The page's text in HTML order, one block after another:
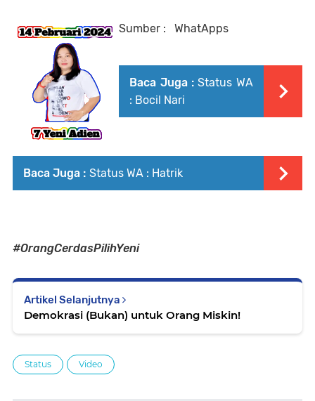
Sumber : WhatApps
Baca Juga : Status WA
: Bocil Nari
Baca Juga : Status WA : Hatrik
#OrangCerdasPilihYeni
Artikel Selanjutnya
Demokrasi (Bukan) untuk Orang Miskin!
Status Video